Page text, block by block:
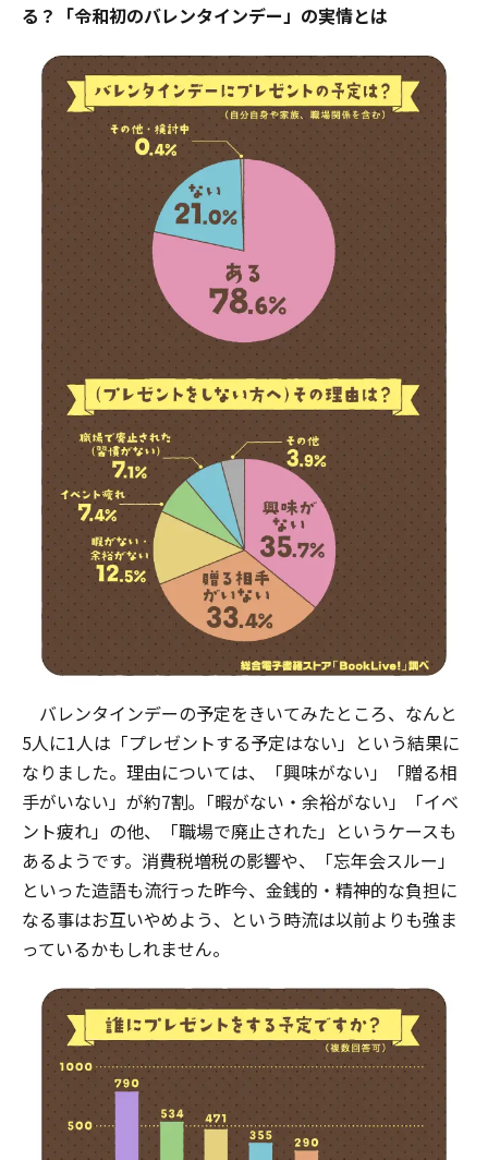
る？「令和初のバレンタインデー」の実情とは
バレンタインデーの予定をきいてみたところ、なんと
5人に1人は「プレゼントする予定はない」という結果に
なりました。理由については、「興味がない」「贈る相
手がいない」が約7割｡「暇がない・余裕がない」「イベ
ント疲れ」の他、「職場で廃止された」というケースも
あるようです。消費税増税の影響や、「忘年会スルー」
といった造語も流行った昨今、金銭的・精神的な負担に
なる事はお互いやめよう、という時流は以前よりも強ま
っているかもしれません。